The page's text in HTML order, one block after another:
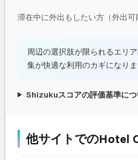
滞在中に外出もしたい方（外出可
周辺の選択肢が限られるエリ
集が快適な利用のカギになりま
Shizukuスコアの評価基準につ
他サイトでのHotel